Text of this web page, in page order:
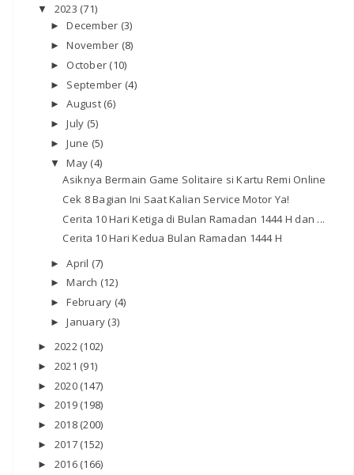
▼ 2023 (71)
►December (3)
►November (8)
► October (10)
► September (4)
►August (6)
►July (5)
►June (5)
▼May (4)
Asiknya Bermain Game Solitaire si Kartu Remi Online
Cek 8 Bagian Ini Saat Kalian Service Motor Ya!
Cerita 10 Hari Ketiga di Bulan Ramadan 1444 H dan ...
Cerita 10 Hari Kedua Bulan Ramadan 1444 H
►April (7)
►March (12)
►February (4)
►January (3)
► 2022 (102)
► 2021 (91)
► 2020 (147)
► 2019 (198)
► 2018 (200)
► 2017 (152)
► 2016 (166)